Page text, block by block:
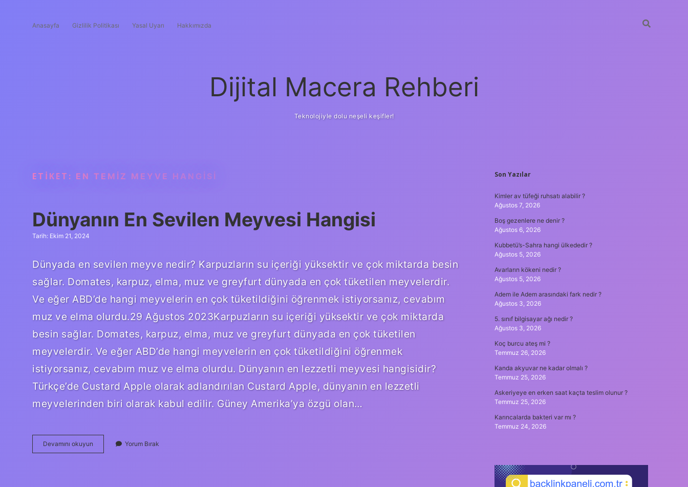
Anasayfa Gizlilik Politikası Yasal Uyarı Hakkımızda
Dijital Macera Rehberi
Teknolojiyle dolu neşeli keşifler!
ETIKET: EN TEMIZ MEYVE HANGISI
Dünyanın En Sevilen Meyvesi Hangisi
Tarih: Ekim 21, 2024
Dünyada en sevilen meyve nedir? Karpuzların su içeriği yüksektir ve çok miktarda besin
sağlar. Domates, karpuz, elma, muz ve greyfurt dünyada en çok tüketilen meyvelerdir.
Ve eğer ABD’de hangi meyvelerin en çok tüketildiğini öğrenmek istiyorsanız, cevabım
muz ve elma olurdu.29 Ağustos 2023Karpuzların su içeriği yüksektir ve çok miktarda
besin sağlar. Domates, karpuz, elma, muz ve greyfurt dünyada en çok tüketilen
meyvelerdir. Ve eğer ABD’de hangi meyvelerin en çok tüketildiğini öğrenmek
istiyorsanız, cevabım muz ve elma olurdu. Dünyanın en lezzetli meyvesi hangisidir?
Türkçe’de Custard Apple olarak adlandırılan Custard Apple, dünyanın en lezzetli
meyvelerinden biri olarak kabul edilir. Güney Amerika’ya özgü olan…
Devamını okuyun Dünyanın
En
Yorum Bırak
SIDEBAR
Son Yazılar
Kimler av tüfeği ruhsatı alabilir ?
Ağustos 7, 2026
Boş gezenlere ne denir ?
Ağustos 6, 2026
Kubbetü’s-Sahra hangi ülkededir ?
Ağustos 5, 2026
Avarların kökeni nedir ?
Ağustos 5, 2026
Adem ile Adem arasındaki fark nedir ?
Ağustos 3, 2026
5. sınıf bilgisayar ağı nedir ?
Ağustos 3, 2026
Koç burcu ateş mi ?
Temmuz 26, 2026
Kanda akyuvar ne kadar olmalı ?
Temmuz 25, 2026
Askeriyeye en erken saat kaçta teslim olunur ?
Temmuz 25, 2026
Karıncalarda bakteri var mı ?
Temmuz 24, 2026